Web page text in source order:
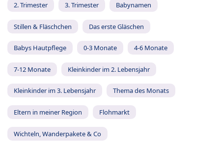
2. Trimester 3. Trimester Babynamen
Stillen & Fläschchen Das erste Gläschen
Babys Hautpflege 0-3 Monate 4-6 Monate
7-12 Monate Kleinkinder im 2. Lebensjahr
Kleinkinder im 3. Lebensjahr Thema des Monats
Eltern in meiner Region Flohmarkt
Wichteln, Wanderpakete & Co